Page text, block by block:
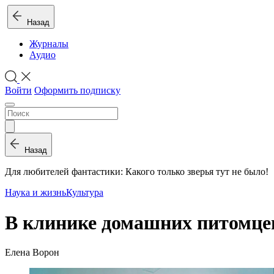
Назад
Журналы
Аудио
Войти Оформить подписку
Назад
Для любителей фантастики: Какого только зверья тут не было!
Наука и жизньКультура
В клинике домашних
Елена Ворон